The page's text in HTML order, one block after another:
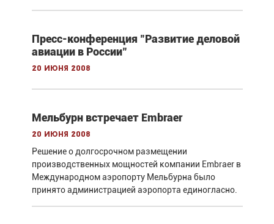
Пресс-конференция "Развитие деловой
авиации в России"
20 июня 2008
Мельбурн встречает Embraer
20 июня 2008
Решение о долгосрочном размещении
производственных мощностей компании Embraer в
Международном аэропорту Мельбурна было
принято администрацией аэропорта единогласно.